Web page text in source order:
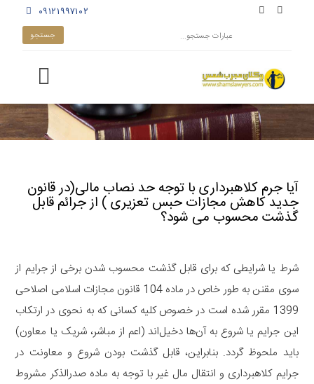
۰۹۱۲۱۹۹۷۱۰۲
آیا جرم کلاهبرداری با توجه حد نصاب مالی(در قانون
جدید کاهش مجازات حبس تعزیری ) از جرائم قابل
گذشت محسوب می شود؟
شرط یا شرایطی که برای قابل گذشت محسوب شدن برخی از جرایم از
سوی مقنن به طور خاص در ماده 104 قانون مجازات اسلامی اصلاحی
1399 مقرر شده است در خصوص کلیه کسانی که به نحوی در ارتکاب
این جرایم یا شروع به ‌آن‌ها دخیل‌اند (اعم از مباشر، شریک یا معاون)
باید ملحوظ گردد. بنابراین، قابل گذشت بودن شروع و معاونت در
جرایم کلاهبرداری و انتقال مال غیر با توجه به ماده صدرالذکر مشروط